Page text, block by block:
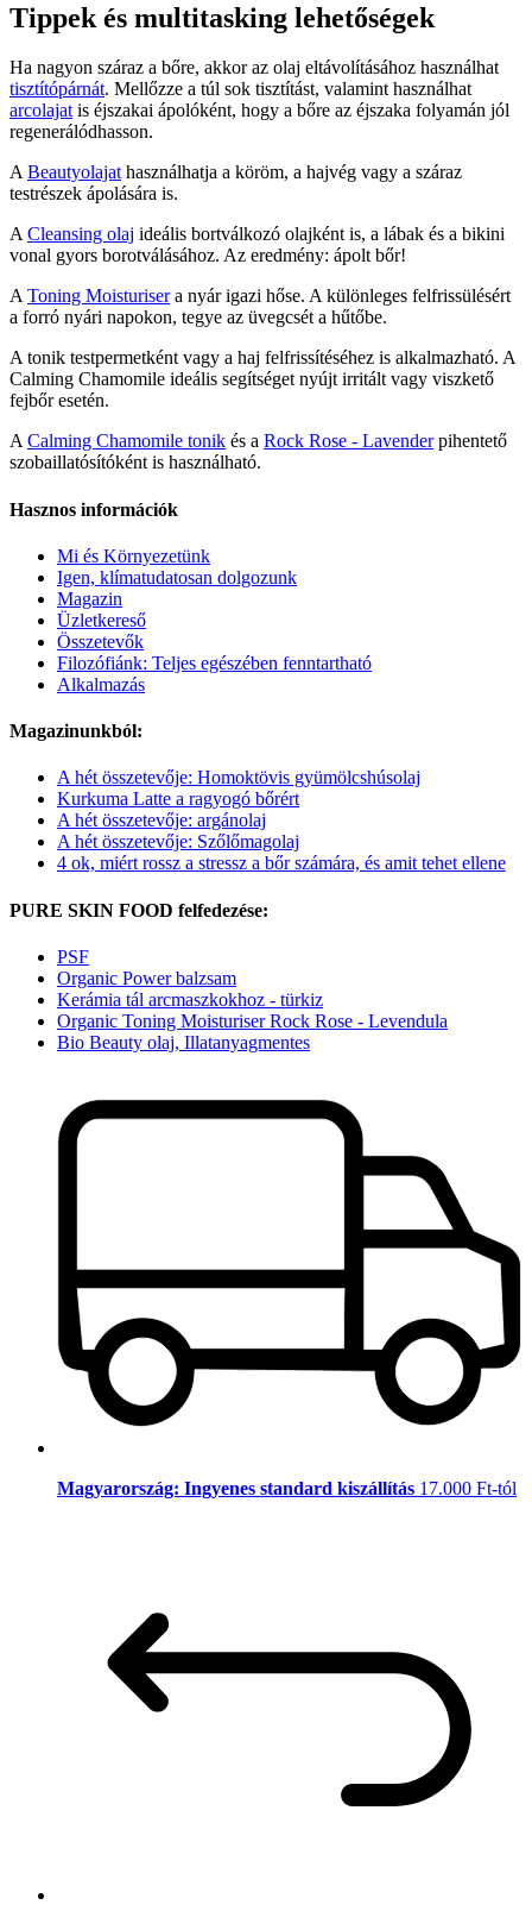
Tippek és multitasking lehetőségek
Ha nagyon száraz a bőre, akkor az olaj eltávolításához használhat
tisztítópárnát. Mellőzze a túl sok tisztítást, valamint használhat
arcolajatis éjszakai ápolóként, hogy a bőre az éjszaka folyamán jól
regenerálódhasson.
ABeautyolajathasználhatja a köröm, a hajvég vagy a száraz
testrészek ápolására is.
ACleansing olaj ideális bortválkozó olajként is, a lábak és a bikini
vonal gyors borotválásához. Az eredmény: ápolt bőr!
AToning Moisturisera nyár igazi hőse. A különleges felfrissülésért
a forró nyári napokon, tegye az üvegcsét a hűtőbe.
A tonik testpermetként vagy a haj felfrissítéséhez is alkalmazható. A
Calming Chamomile ideális segítséget nyújt irritált vagy viszkető
fejbőr esetén.
ACalming Chamomile tonik és a Rock Rose - Lavenderpihentető
szobaillatósítóként is használható.
Hasznos információk
Mi és Környezetünk
Igen, klímatudatosan dolgozunk
Magazin
Üzletkereső
Összetevők
Filozófiánk: Teljes egészében fenntartható
Alkalmazás
Magazinunkból:
A hét összetevője: Homoktövis gyümölcshúsolaj
Kurkuma Latte a ragyogó bőrért
A hét összetevője: argánolaj
A hét összetevője: Szőlőmagolaj
4 ok, miért rossz a stressz a bőr számára, és amit tehet ellene
PURE SKIN FOOD felfedezése:
PSF
Organic Power balzsam
Kerámia tál arcmaszkokhoz - türkiz
Organic Toning Moisturiser Rock Rose - Levendula
Bio Beauty olaj, Illatanyagmentes
Magyarország: Ingyenes standard kiszállítás 17.000 Ft-tól